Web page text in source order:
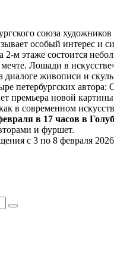
союза
особый интерес и
2-м этаже состоится
Лошади в
диалоге живописи и
петербургских
премьера новой
в современном
в 17 часов в
и фуршет.
с 3 по 8 февраля